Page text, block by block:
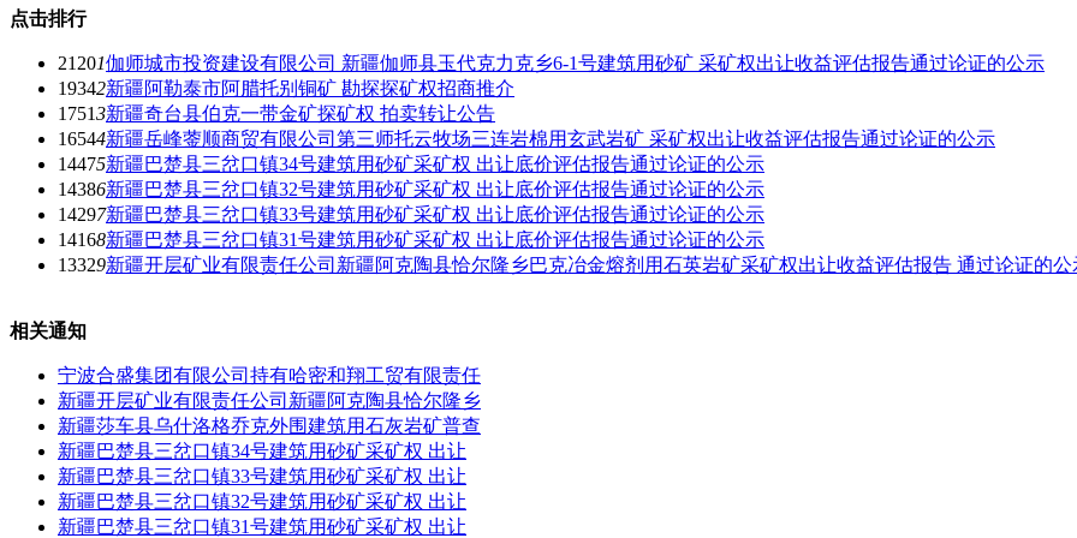
点击排行
21201伽师城市投资建设有限公司 新疆伽师县玉代克力克乡6-1号建筑用砂矿 采矿权出让收益评估报告通过论证的公示
19342新疆阿勒泰市阿腊托别铜矿 勘探探矿权招商推介
17513新疆奇台县伯克一带金矿探矿权 拍卖转让公告
16544新疆岳峰蓥顺商贸有限公司第三师托云牧场三连岩棉用玄武岩矿 采矿权出让收益评估报告通过论证的公示
14475新疆巴楚县三岔口镇34号建筑用砂矿采矿权 出让底价评估报告通过论证的公示
14386新疆巴楚县三岔口镇32号建筑用砂矿采矿权 出让底价评估报告通过论证的公示
14297新疆巴楚县三岔口镇33号建筑用砂矿采矿权 出让底价评估报告通过论证的公示
14168新疆巴楚县三岔口镇31号建筑用砂矿采矿权 出让底价评估报告通过论证的公示
13329新疆开层矿业有限责任公司新疆阿克陶县恰尔隆乡巴克冶金熔剂用石英岩矿采矿权出让收益评估报告 通过论证的公
相关通知
宁波合盛集团有限公司持有哈密和翔工贸有限责任
新疆开层矿业有限责任公司新疆阿克陶县恰尔隆乡
新疆莎车县乌什洛格乔克外围建筑用石灰岩矿普查
新疆巴楚县三岔口镇34号建筑用砂矿采矿权 出让
新疆巴楚县三岔口镇33号建筑用砂矿采矿权 出让
新疆巴楚县三岔口镇32号建筑用砂矿采矿权 出让
新疆巴楚县三岔口镇31号建筑用砂矿采矿权 出让